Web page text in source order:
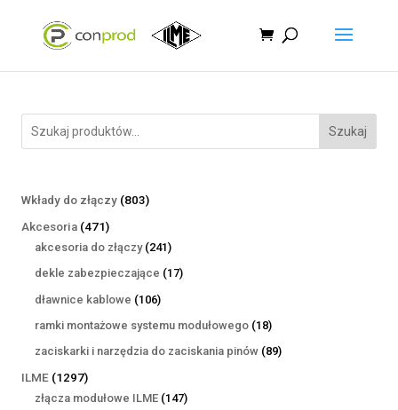
Szukaj
Wkłady do złączy 803803
Akcesoria 471471
produktów
akcesoria do złączy 241241
produktów
dekle zabezpieczające 1717
dławnice kablowe 106106
produktów
ramki montażowe systemu modułowego 1818
produktów
zaciskarki i narzędzia do zaciskania pinów 8989
ILME 12971297
produktów
złącza modułowe ILME 147147